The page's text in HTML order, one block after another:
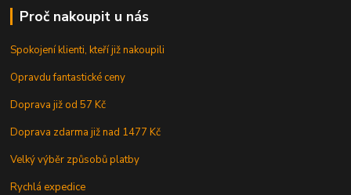
Proč nakoupit u nás
Spokojení klienti, kteří již nakoupili
Opravdu fantastické ceny
Doprava již od 57 Kč
Doprava zdarma již nad 1477 Kč
Velký výběr způsobů platby
Rychlá expedice